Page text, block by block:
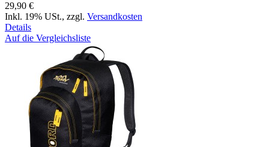
29,90 €
Inkl. 19% USt., zzgl. Versandkosten
Details
Auf die Vergleichsliste